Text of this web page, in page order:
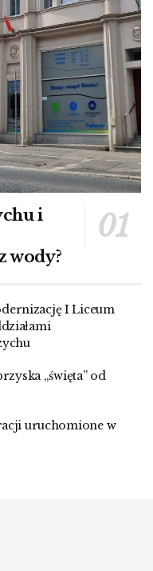
i
wody?
I Liceum
„święta” od
uruchomione w